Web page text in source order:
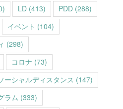
LD (413) PDD (288)
イベント (104)
(298)
コロナ (73)
ーシャルディスタンス (147)
ラム (333)